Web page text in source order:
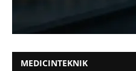
MEDICINTEKNIK